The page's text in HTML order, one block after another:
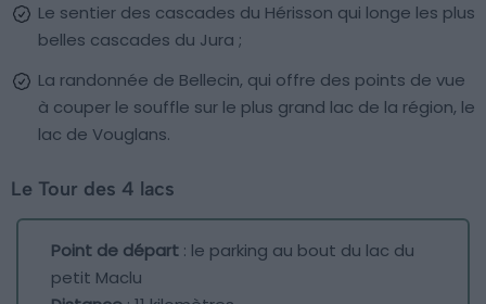
Le sentier des cascades du Hérisson qui longe les plus
belles cascades du Jura ;
La randonnée de Bellecin, qui offre des points de vue
à couper le souffle sur le plus grand lac de la région, le
lac de Vouglans.
Le Tour des 4 lacs
Point de départ : le parking au bout du lac du
petit Maclu